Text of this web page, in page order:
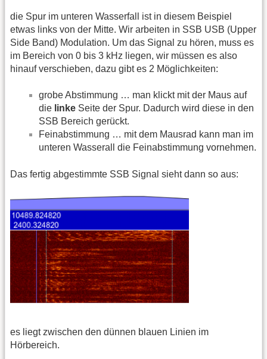
die Spur im unteren Wasserfall ist in diesem Beispiel
etwas links von der Mitte. Wir arbeiten in SSB USB (Upper
Side Band) Modulation. Um das Signal zu hören, muss es
im Bereich von 0 bis 3 kHz liegen, wir müssen es also
hinauf verschieben, dazu gibt es 2 Möglichkeiten:
grobe Abstimmung … man klickt mit der Maus auf
die linke Seite der Spur. Dadurch wird diese in den
SSB Bereich gerückt.
Feinabstimmung … mit dem Mausrad kann man im
unteren Wasserall die Feinabstimmung vornehmen.
Das fertig abgestimmte SSB Signal sieht dann so aus:
es liegt zwischen den dünnen blauen Linien im
Hörbereich.